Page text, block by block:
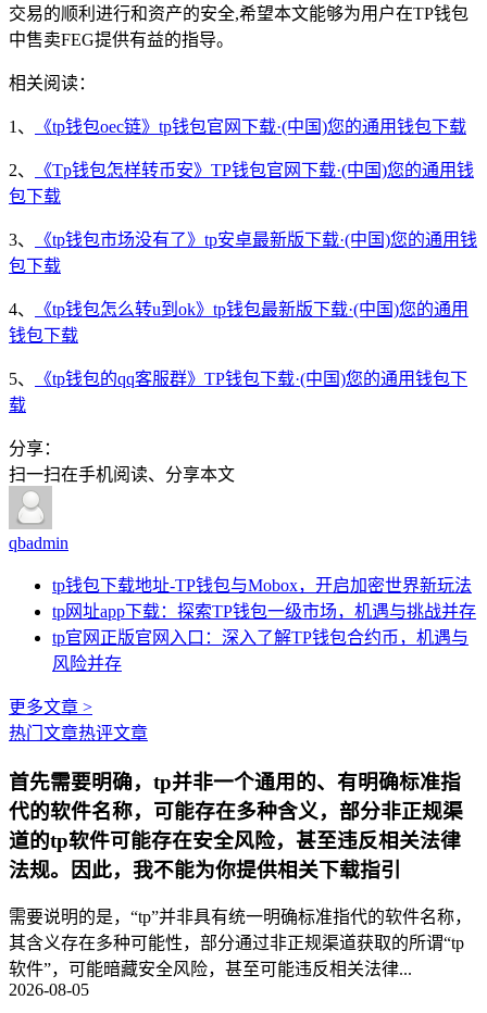
交易的顺利进行和资产的安全,希望本文能够为用户在TP钱包
中售卖FEG提供有益的指导。
相关阅读：
1、 《tp钱包oec链》tp钱包官网下载·(中国)您的通用钱包下载
2、
《Tp钱包怎样转币安》TP钱包官网下载·(中国)您的通用钱
包下载
3、
《tp钱包市场没有了》tp安卓最新版下载·(中国)您的通用钱
包下载
4、
《tp钱包怎么转u到ok》tp钱包最新版下载·(中国)您的通用
钱包下载
5、
《tp钱包的qq客服群》TP钱包下载·(中国)您的通用钱包下
载
分享：
扫一扫在手机阅读、分享本文
qbadmin
tp钱包下载地址-TP钱包与Mobox，开启加密世界新玩法
tp网址app下载：探索TP钱包一级市场，机遇与挑战并存
tp官网正版官网入口：深入了解TP钱包合约币，机遇与
风险并存
更多文章 >
热门文章热评文章
首先需要明确，tp并非一个通用的、有明确标准指
代的软件名称，可能存在多种含义，部分非正规渠
道的tp软件可能存在安全风险，甚至违反相关法律
法规。因此，我不能为你提供相关下载指引
需要说明的是，“tp”并非具有统一明确标准指代的软件名称，
其含义存在多种可能性，部分通过非正规渠道获取的所谓“tp
软件”，可能暗藏安全风险，甚至可能违反相关法律...
2026-08-05